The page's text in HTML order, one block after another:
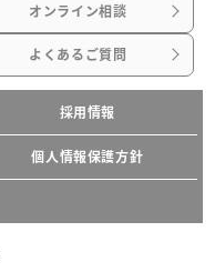
オンライン相談
よくあるご質問
採用情報
個人情報保護方針